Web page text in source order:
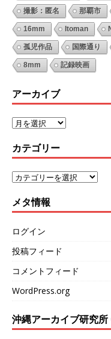
撮影：匿名 那覇市
16mm Itoman
孤児作品 国際通り
8mm 記録映画
アーカイブ
カテゴリー
メタ情報
ログイン
投稿フィード
コメントフィード
WordPress.org
沖縄アーカイブ研究所